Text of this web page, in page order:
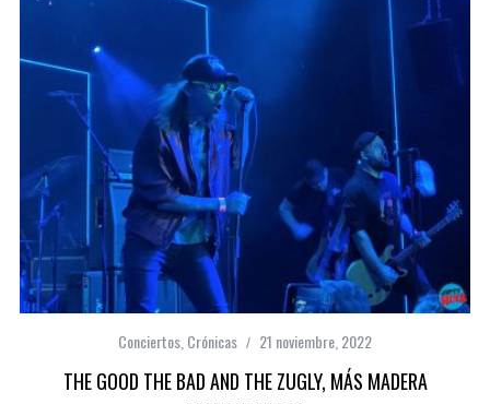
Conciertos Crónicas 21 noviembre, 2022
THE GOOD THE BAD AND THE ZUGLY, MÁS MADERA